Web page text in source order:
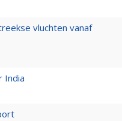
vluchten vanaf
India